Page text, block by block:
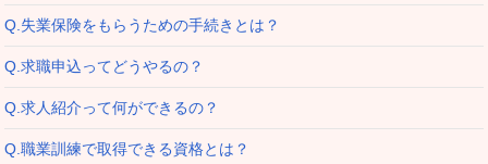
Q.失業保険をもらうための手続きとは？
Q.求職申込ってどうやるの？
Q.求人紹介って何ができるの？
Q.職業訓練で取得できる資格とは？